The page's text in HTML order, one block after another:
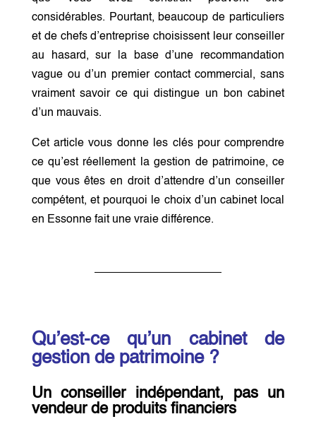
considérables. Pourtant, beaucoup de particuliers
et de chefs d’entreprise choisissent leur conseiller
au hasard, sur la base d’une recommandation
vague ou d’un premier contact commercial, sans
vraiment savoir ce qui distingue un bon cabinet
d’un mauvais.
Cet article vous donne les clés pour comprendre
ce qu’est réellement la gestion de patrimoine, ce
que vous êtes en droit d’attendre d’un conseiller
compétent, et pourquoi le choix d’un cabinet local
en Essonne fait une vraie différence.
Qu’est-ce qu’un cabinet de
gestion de patrimoine ?
Un conseiller indépendant, pas un
vendeur de produits financiers